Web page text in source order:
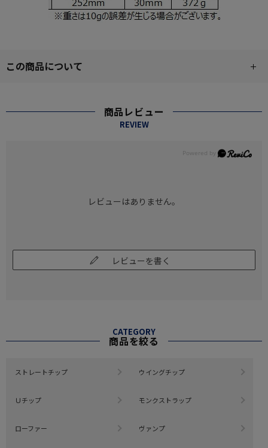
この商品について
商品レビュー
REVIEW
レビューはありません。
レビューを書く
CATEGORY
商品を絞る
ストレートチップ ウイングチップ
Ｕチップ モンクストラップ
ローファー ヴァンプ